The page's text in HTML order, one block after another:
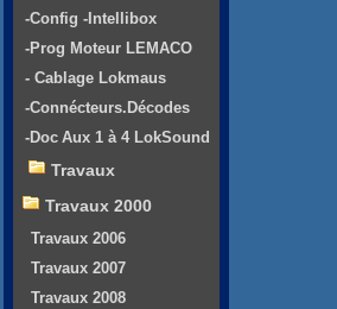
-Config -Intellibox
-Prog Moteur LEMACO
- Cablage Lokmaus
-Connécteurs.Décodes
-Doc Aux 1 à 4 LokSound
Travaux
Travaux 2000
Travaux 2006
Travaux 2007
Travaux 2008